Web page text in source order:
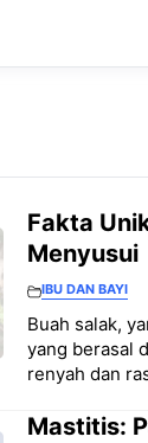
Fakta
Menyusui
IBU DAN BAYI
Buah salak,
yang berasal
renyah dan
Mastitis: